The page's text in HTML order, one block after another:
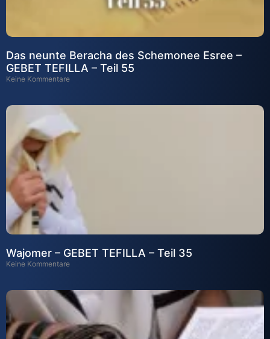
Das neunte Beracha des Schemonee Esree –
GEBET TEFILLA – Teil 55
Keine Kommentare
Wajomer – GEBET TEFILLA – Teil 35
Keine Kommentare